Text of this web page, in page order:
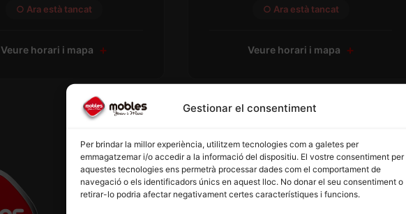
Gestionar el consentiment
Per brindar la millor experiència, utilitzem tecnologies com a galetes per
emmagatzemar i/o accedir a la informació del dispositiu. El vostre consentiment per
aquestes tecnologies ens permetrà processar dades com el comportament de
navegació o els identificadors únics en aquest lloc. No donar el seu consentiment o
retirar-lo podria afectar negativament certes característiques i funcions.
○ Ara està tancat
Veure horari i mapa
○ Ara està tancat
Veure horari i mapa